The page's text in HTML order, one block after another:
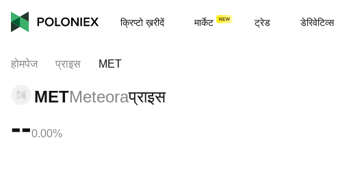
क्रिप्टो ख़रीदें मार्केट ट्रेड डेरिवेटिव्स
होमपेज प्राइस MET
METMeteoraप्राइस
--0.00%